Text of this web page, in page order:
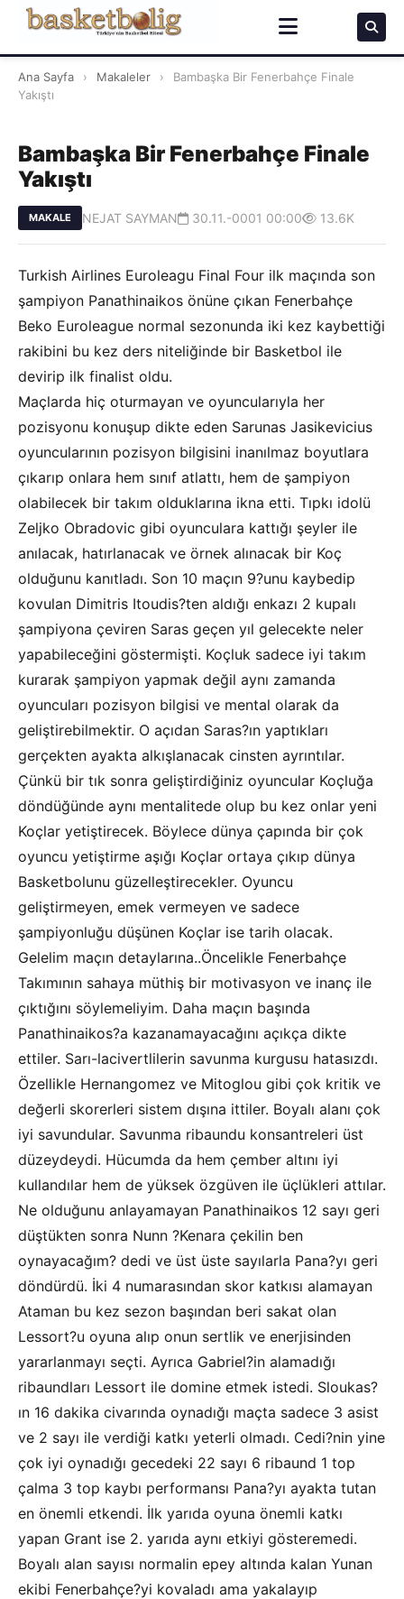
Ana Sayfa › Makaleler ›
Bambaşka Bir Fenerbahçe Finale
Yakıştı
Bambaşka Bir Fenerbahçe Finale
Yakıştı
MAKALE NEJAT SAYMAN 30.11.-0001 00:00 13.6K
Turkish Airlines Euroleagu Final Four ilk maçında son
şampiyon Panathinaikos önüne çıkan Fenerbahçe
Beko Euroleague normal sezonunda iki kez kaybettiği
rakibini bu kez ders niteliğinde bir Basketbol ile
devirip ilk finalist oldu.
Maçlarda hiç oturmayan ve oyuncularıyla her
pozisyonu konuşup dikte eden Sarunas Jasikevicius
oyuncularının pozisyon bilgisini inanılmaz boyutlara
çıkarıp onlara hem sınıf atlattı, hem de şampiyon
olabilecek bir takım olduklarına ikna etti. Tıpkı idolü
Zeljko Obradovic gibi oyunculara kattığı şeyler ile
anılacak, hatırlanacak ve örnek alınacak bir Koç
olduğunu kanıtladı. Son 10 maçın 9?unu kaybedip
kovulan Dimitris Itoudis?ten aldığı enkazı 2 kupalı
şampiyona çeviren Saras geçen yıl gelecekte neler
yapabileceğini göstermişti. Koçluk sadece iyi takım
kurarak şampiyon yapmak değil aynı zamanda
oyuncuları pozisyon bilgisi ve mental olarak da
geliştirebilmektir. O açıdan Saras?ın yaptıkları
gerçekten ayakta alkışlanacak cinsten ayrıntılar.
Çünkü bir tık sonra geliştirdiğiniz oyuncular Koçluğa
döndüğünde aynı mentalitede olup bu kez onlar yeni
Koçlar yetiştirecek. Böylece dünya çapında bir çok
oyuncu yetiştirme aşığı Koçlar ortaya çıkıp dünya
Basketbolunu güzelleştirecekler. Oyuncu
geliştirmeyen, emek vermeyen ve sadece
şampiyonluğu düşünen Koçlar ise tarih olacak.
Gelelim maçın detaylarına..Öncelikle Fenerbahçe
Takımının sahaya müthiş bir motivasyon ve inanç ile
çıktığını söylemeliyim. Daha maçın başında
Panathinaikos?a kazanamayacağını açıkça dikte
ettiler. Sarı-lacivertlilerin savunma kurgusu hatasızdı.
Özellikle Hernangomez ve Mitoglou gibi çok kritik ve
değerli skorerleri sistem dışına ittiler. Boyalı alanı çok
iyi savundular. Savunma ribaundu konsantreleri üst
düzeydeydi. Hücumda da hem çember altını iyi
kullandılar hem de yüksek özgüven ile üçlükleri attılar.
Ne olduğunu anlayamayan Panathinaikos 12 sayı geri
düştükten sonra Nunn ?Kenara çekilin ben
oynayacağım? dedi ve üst üste sayılarla Pana?yı geri
döndürdü. İki 4 numarasından skor katkısı alamayan
Ataman bu kez sezon başından beri sakat olan
Lessort?u oyuna alıp onun sertlik ve enerjisinden
yararlanmayı seçti. Ayrıca Gabriel?in alamadığı
ribaundları Lessort ile domine etmek istedi. Sloukas?
ın 16 dakika civarında oynadığı maçta sadece 3 asist
ve 2 sayı ile verdiği katkı yeterli olmadı. Cedi?nin yine
çok iyi oynadığı gecedeki 22 sayı 6 ribaund 1 top
çalma 3 top kaybı performansı Pana?yı ayakta tutan
en önemli etkendi. İlk yarıda oyuna önemli katkı
yapan Grant ise 2. yarıda aynı etkiyi gösteremedi.
Boyalı alan sayısı normalin epey altında kalan Yunan
ekibi Fenerbahçe?yi kovaladı ama yakalayıp